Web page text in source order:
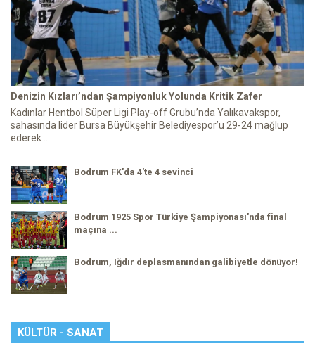
Denizin Kızları’ndan Şampiyonluk Yolunda Kritik Zafer
Kadınlar Hentbol Süper Ligi Play-off Grubu’nda Yalıkavakspor,
sahasında lider Bursa Büyükşehir Belediyespor’u 29-24 mağlup
ederek ...
Bodrum FK'da 4'te 4 sevinci
Bodrum 1925 Spor Türkiye Şampiyonası'nda final
maçına ...
Bodrum, Iğdır deplasmanından galibiyetle dönüyor!
KÜLTÜR - SANAT